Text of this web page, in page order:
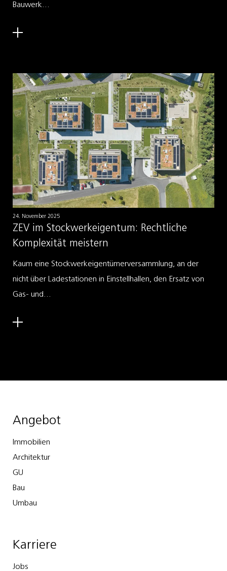
Bauwerk...
24. November 2025
ZEV im Stockwerkeigentum: Rechtliche
Komplexität meistern
Kaum eine Stockwerkeigentümerversammlung, an der
nicht über Ladestationen in Einstellhallen, den Ersatz von
Gas- und...
Angebot
Immobilien
Architektur
GU
Bau
Umbau
Karriere
Jobs